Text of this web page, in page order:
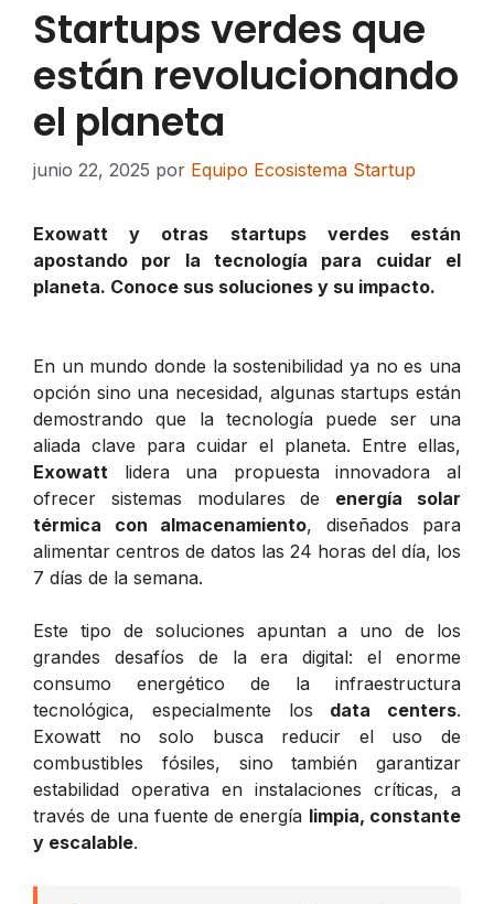
Startups verdes que
están revolucionando
el planeta
junio 22, 2025 por Equipo Ecosistema Startup
Exowatt y otras startups verdes están
apostando por la tecnología para cuidar el
planeta. Conoce sus soluciones y su impacto.
En un mundo donde la sostenibilidad ya no es una
opción sino una necesidad, algunas startups están
demostrando que la tecnología puede ser una
aliada clave para cuidar el planeta. Entre ellas,
Exowatt lidera una propuesta innovadora al
ofrecer sistemas modulares de energía solar
térmica con almacenamiento, diseñados para
alimentar centros de datos las 24 horas del día, los
7 días de la semana.
Este tipo de soluciones apuntan a uno de los
grandes desafíos de la era digital: el enorme
consumo energético de la infraestructura
tecnológica, especialmente los data centers.
Exowatt no solo busca reducir el uso de
combustibles fósiles, sino también garantizar
estabilidad operativa en instalaciones críticas, a
través de una fuente de energía limpia, constante
y escalable.